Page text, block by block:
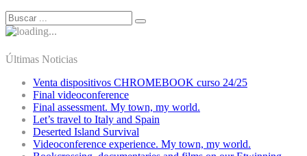
Últimas Noticias
Venta dispositivos CHROMEBOOK curso 24/25
Final videoconference
Final assessment. My town, my world.
Let’s travel to Italy and Spain
Deserted Island Survival
Videoconference experience. My town, my world.